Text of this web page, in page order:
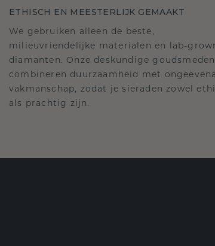
ETHISCH EN MEESTERLIJK GEMAAKT
We gebruiken alleen de beste,
milieuvriendelijke materialen en lab-
diamanten. Onze deskundige goudsmeden
combineren duurzaamheid met
vakmanschap, zodat je sieraden zowel
als prachtig zijn.